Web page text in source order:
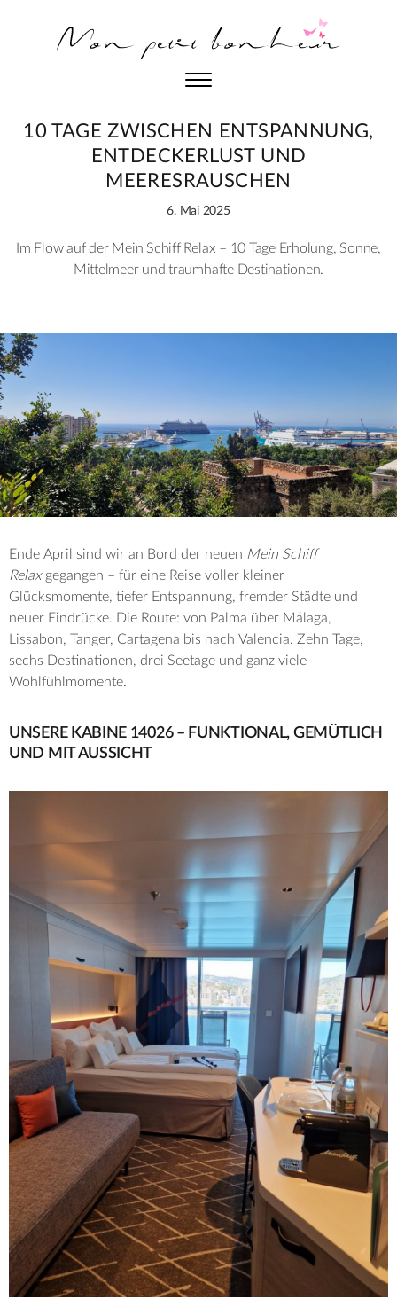
10 TAGE ZWISCHEN ENTSPANNUNG,
ENTDECKERLUST UND
MEERESRAUSCHEN
Post
and
author
6. Mai 2025
Im Flow auf der Mein Schiff Relax – 10 Tage Erholung, Sonne,
Mittelmeer und traumhafte Destinationen.
Ende April sind wir an Bord der neuen Mein Schiff
Relaxgegangen – für eine Reise voller kleiner
Glücksmomente, tiefer Entspannung, fremder Städte und
neuer Eindrücke. Die Route: von Palma über Málaga,
Lissabon, Tanger, Cartagena bis nach Valencia. Zehn Tage,
sechs Destinationen, drei Seetage und ganz viele
Wohlfühlmomente.
UNSERE KABINE 14026 – FUNKTIONAL, GEMÜTLICH
UND MIT AUSSICHT